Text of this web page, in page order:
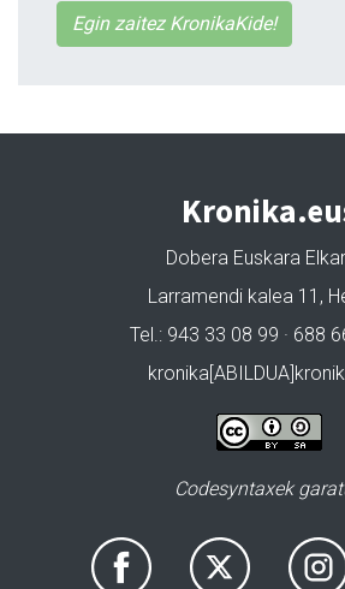
Egin zaitez KronikaKide!
Dobera Euskara
Larramendi kalea 11,
Tel.: 943 33 08 99 · 688
Codesyntaxek